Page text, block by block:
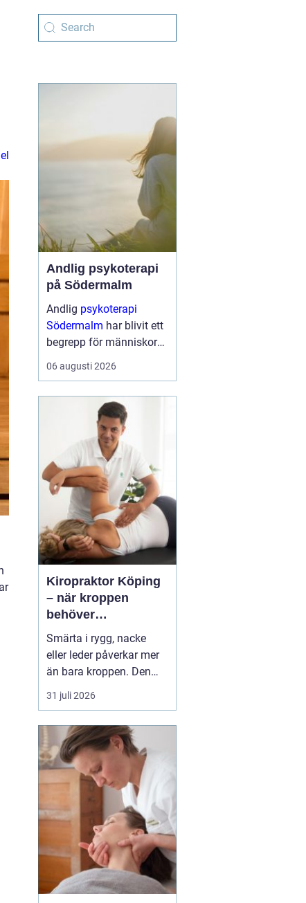
Andlig psykoterapi
på Södermalm
Andlig psykoterapi
Södermalm har blivit ett
begrepp för människor
som söker en mer
fördjupad form av
psykologiska och
existentiella frågor f...
06 augusti 2026
Kiropraktor Köping
– när kroppen
behöver
professionell hjälp
Smärta i rygg, nacke
eller leder påverkar mer
än bara kroppen. Den
kan störa sömnen, göra
det svårt att koncentrera
sådant som arbete,
träning och vardagliga
sysslor. M...
31 juli 2026